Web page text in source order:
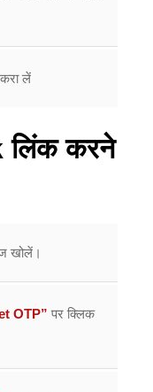
लें
लिंक करने
खोलें।
OTP” पर क्लिक